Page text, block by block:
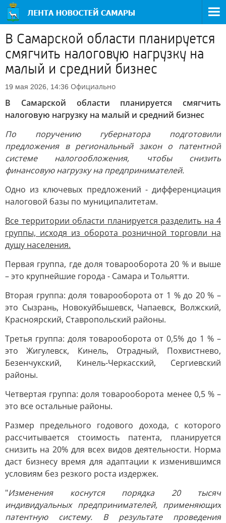
В Самарской области планируется
смягчить налоговую нагрузку на
малый и средний бизнес
19 мая 2026, 14:36 Официально
В Самарской области планируется смягчить
налоговую нагрузку на малый и средний бизнес
По поручению губернатора подготовили
предложения в региональный закон о патентной
системе налогообложения, чтобы снизить
финансовую нагрузку на предпринимателей.
Одно из ключевых предложений - дифференциация
налоговой базы по муниципалитетам.
Все территории области планируется разделить на 4
группы, исходя из оборота розничной торговли на
душу населения.
Первая группа, где доля товарооборота 20 % и выше
– это крупнейшие города - Самара и Тольятти.
Вторая группа: доля товарооборота от 1 % до 20 % –
это Сызрань, Новокуйбышевск, Чапаевск, Волжский,
Красноярский, Ставропольский районы.
Третья группа: доля товарооборота от 0,5% до 1 % –
это Жигулевск, Кинель, Отрадный, Похвистнево,
Безенчукский, Кинель-Черкасский, Сергиевский
районы.
Четвертая группа: доля товарооборота менее 0,5 % –
это все остальные районы.
Размер предельного годового дохода, с которого
рассчитывается стоимость патента, планируется
снизить на 20% для всех видов деятельности. Норма
даст бизнесу время для адаптации к изменившимся
условиям без резкого роста издержек.
"Изменения коснутся порядка 20 тысяч
индивидуальных предпринимателей, применяющих
патентную систему. В результате проведения